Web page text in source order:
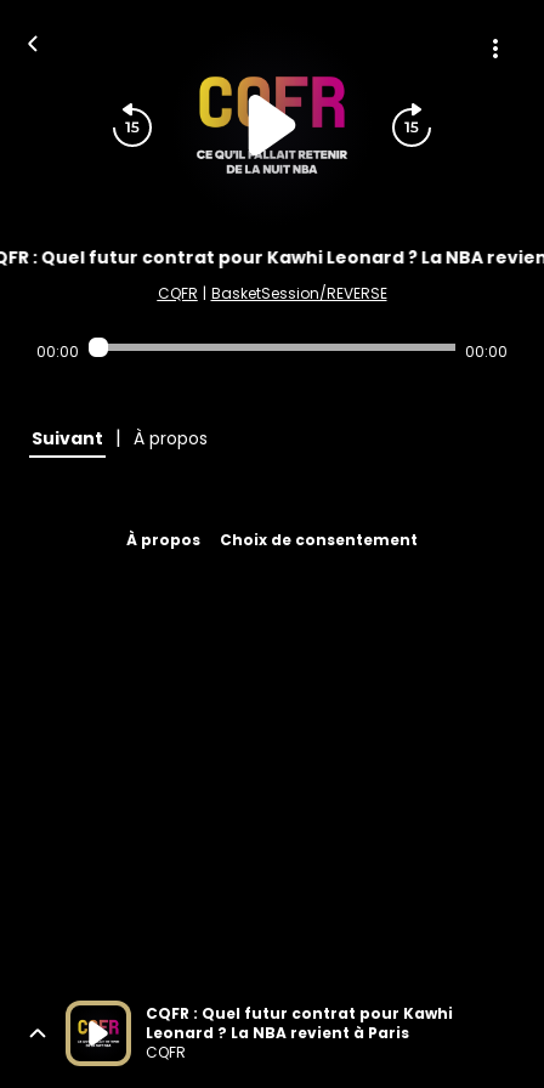
: Quel futur contrat pour Kawhi Leonard ? La NBA
CQFR | BasketSession/REVERSE
00:00 00:00
Suivant | À propos
À propos Choix de consentement
CQFR : Quel futur contrat pour Kawhi
Leonard ? La NBA revient à Paris
CQFR